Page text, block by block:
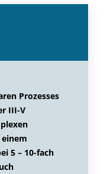
Prozesses
III-V
5 – 10-fach